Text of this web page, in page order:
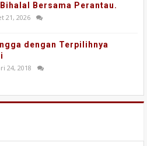
Bersama Perantau.
21, 2026
dengan Terpilihnya
24, 2018